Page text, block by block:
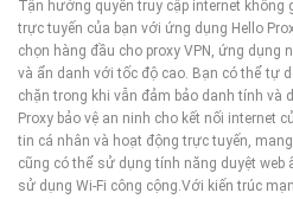
Tận hưởng quyền truy cập internet không
trực tuyến của bạn với ứng dụng Hello
chọn hàng đầu cho proxy VPN, ứng dụng
và ẩn danh với tốc độ cao. Bạn có thể tự
chặn trong khi vẫn đảm bảo danh tính và
Proxy bảo vệ an ninh cho kết nối internet
tin cá nhân và hoạt động trực tuyến,
cũng có thể sử dụng tính năng duyệt web
sử dụng Wi-Fi công cộng.Với kiến trúc